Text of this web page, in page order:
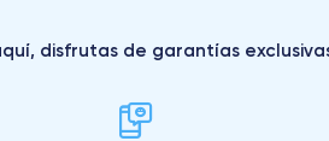
disfrutas de garantías